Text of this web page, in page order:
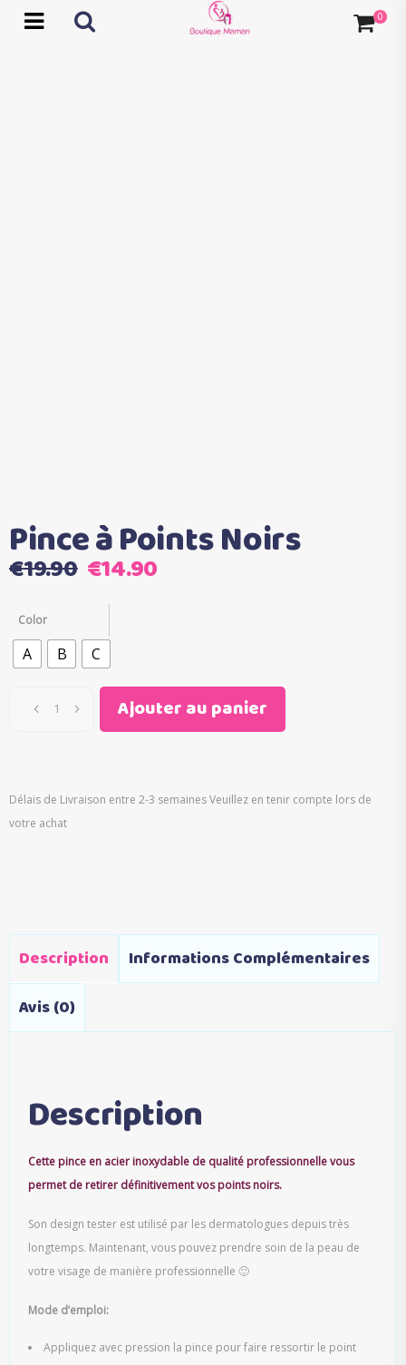
Pince à Points Noirs
€19.90 Le
initial
était :
€19.90.
€14.90
Color
A B C
Ajouter au panier
Délais de Livraison entre 2-3 semaines Veuillez en tenir compte lors de
votre achat
Description
Informations Complémentaires
Avis (0)
Description
Cette pince en acier inoxydable de qualité professionnelle vous
permet de retirer définitivement vos points noirs.
Son design tester est utilisé par les dermatologues depuis très
longtemps. Maintenant, vous pouvez prendre soin de la peau de
votre visage de manière professionnelle 🙂
Mode d’emploi:
Appliquez avec pression la pince pour faire ressortir le point